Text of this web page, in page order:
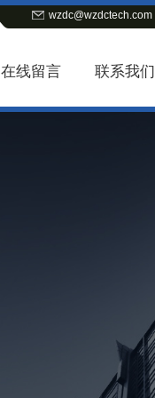
wzdc@wzdctech.com
在线留言 联系我们